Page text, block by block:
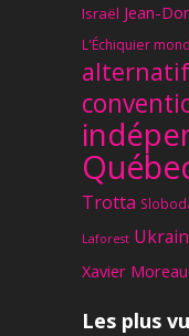
Israël Jean-
L'Échiquier
Trotta
Laforest
Xavier Moreau
Les plus